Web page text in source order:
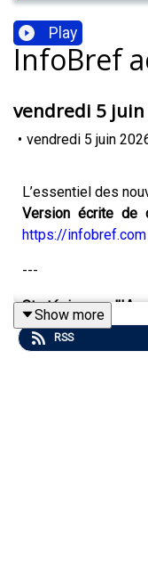
Play
InfoBref
vendredi 5
• vendredi 5 juin
L’essentiel des
Version écrite de
https://infobref.com
---
Stratégie
https://
Show more
RSS